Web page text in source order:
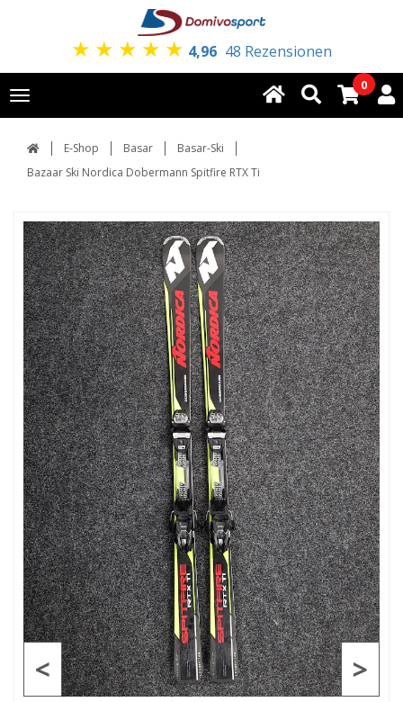
★ ★ ★ ★ ★ 4,96 48 Rezensionen
Toggle
navigation
0
E-Shop Basar
Basar-Ski
Bazaar Ski Nordica Dobermann Spitfire RTX Ti
>
<